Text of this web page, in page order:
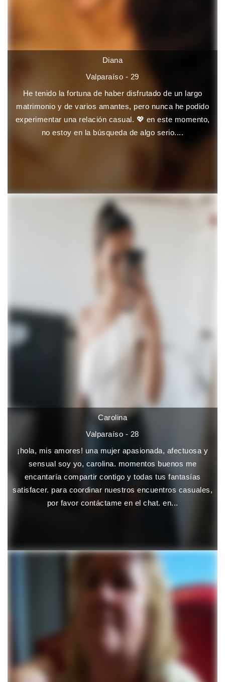
Diana
Valparaíso - 29
He tenido la fortuna de haber disfrutado de un largo
matrimonio y de varios amantes, pero nunca he podido
experimentar una relación casual. 💖 en este momento,
no estoy en la búsqueda de algo serio....
Carolina
Valparaíso - 28
¡hola, mis amores! una mujer apasionada, afectuosa y
sensual soy yo, carolina. momentos buenos me
encantaría compartir contigo y todas tus fantasías
satisfacer. para coordinar nuestros encuentros casuales,
por favor contáctame en el chat. en...